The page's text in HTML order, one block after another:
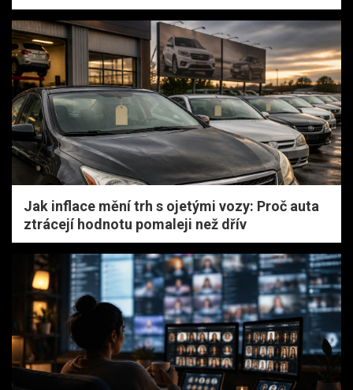
Jak inflace mění trh s ojetými vozy: Proč auta
ztrácejí hodnotu pomaleji než dřív